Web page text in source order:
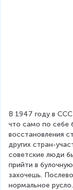
В 1947 году в
что само по себе
восстановления
других стран-
советские люди
прийти в
захочешь.
нормальное русло.